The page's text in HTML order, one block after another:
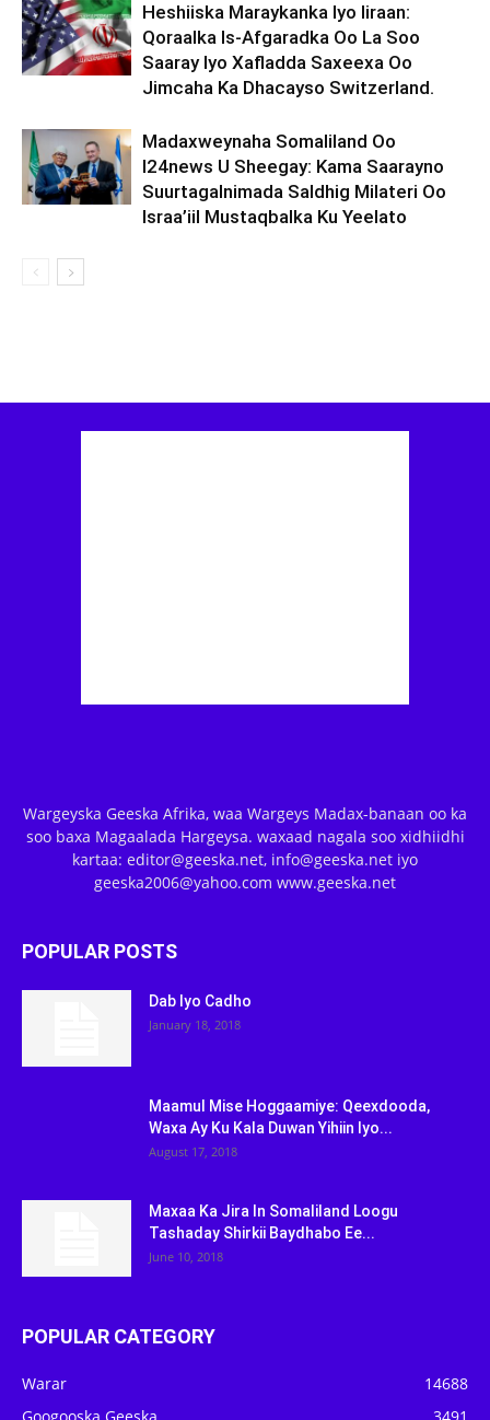
Heshiiska Maraykanka Iyo Iiraan:
Qoraalka Is-Afgaradka Oo La Soo
Saaray Iyo Xafladda Saxeexa Oo
Jimcaha Ka Dhacayso Switzerland.
Madaxweynaha Somaliland Oo
I24news U Sheegay: Kama Saarayno
Suurtagalnimada Saldhig Milateri Oo
Israa’iil Mustaqbalka Ku Yeelato
Wargeyska Geeska Afrika, waa Wargeys Madax-banaan oo ka
soo baxa Magaalada Hargeysa. waxaad nagala soo xidhiidhi
kartaa: editor@geeska.net, info@geeska.net iyo
geeska2006@yahoo.com www.geeska.net
POPULAR POSTS
Dab Iyo Cadho
January 18, 2018
Maamul Mise Hoggaamiye: Qeexdooda,
Waxa Ay Ku Kala Duwan Yihiin Iyo...
August 17, 2018
Maxaa Ka Jira In Somaliland Loogu
Tashaday Shirkii Baydhabo Ee...
June 10, 2018
POPULAR CATEGORY
Warar
14688